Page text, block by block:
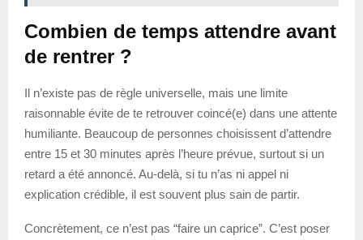
Combien de temps attendre avant
de rentrer ?
Il n’existe pas de règle universelle, mais une limite
raisonnable évite de te retrouver coincé(e) dans une attente
humiliante. Beaucoup de personnes choisissent d’attendre
entre 15 et 30 minutes après l’heure prévue, surtout si un
retard a été annoncé. Au-delà, si tu n’as ni appel ni
explication crédible, il est souvent plus sain de partir.
Concrètement, ce n’est pas “faire un caprice”. C’est poser